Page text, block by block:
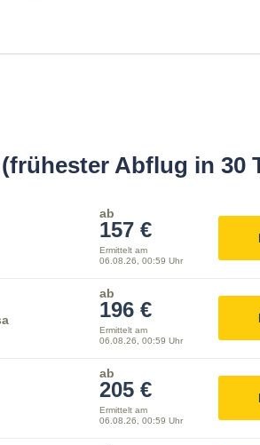
Abflug in 30
ab
157 €
Ermittelt am
06.08.26, 00:59 Uhr
ab
196 €
Ermittelt am
06.08.26, 00:59 Uhr
ab
205 €
Ermittelt am
06.08.26, 00:59 Uhr